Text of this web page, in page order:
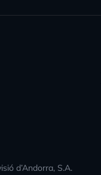
d’Andorra, S.A.